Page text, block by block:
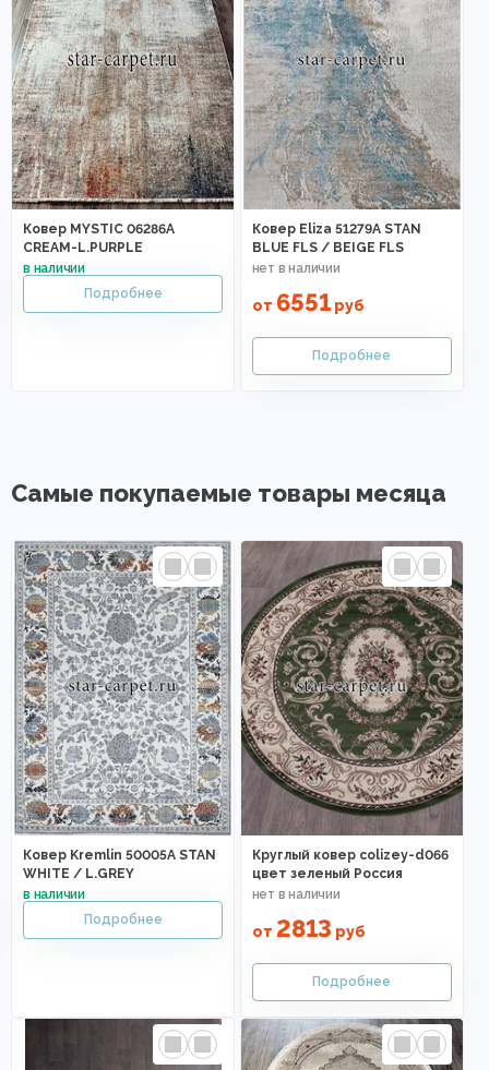
Ковер MYSTIC 06286A
CREAM-L.PURPLE
Ковер Eliza 51279A STAN
BLUE FLS / BEIGE FLS
от 6551руб
Самые покупаемые товары месяца
Ковер Kremlin 50005A STAN
WHITE / L.GREY
Круглый ковер colizey-d066
цвет зеленый Россия
от 2813 руб